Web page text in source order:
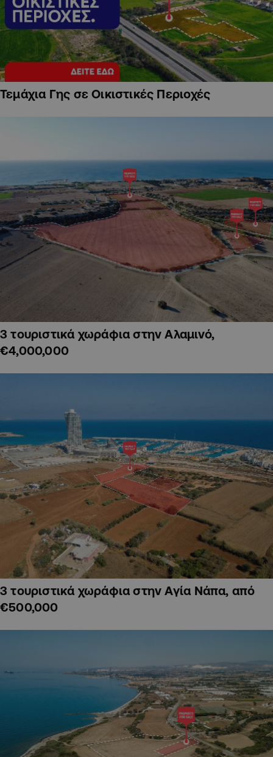
Τεμάχια Γης σε Οικιστικές Περιοχές
3 τουριστικά χωράφια στην Αλαμινό,
€4,000,000
3 τουριστικά χωράφια στην Αγία Νάπα, από
€500,000